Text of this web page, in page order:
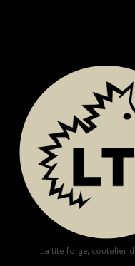
La tite forge, coutelier